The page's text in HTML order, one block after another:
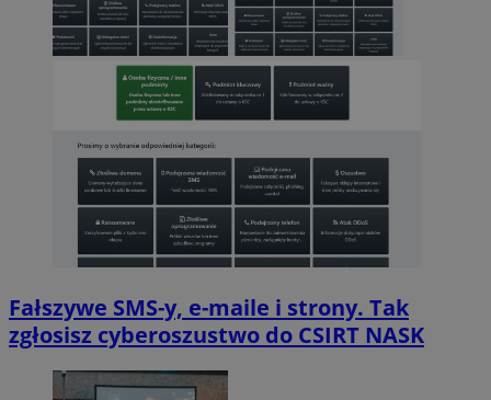
Fałszywe SMS-y, e-maile i strony. Tak
zgłosisz cyberoszustwo do CSIRT NASK